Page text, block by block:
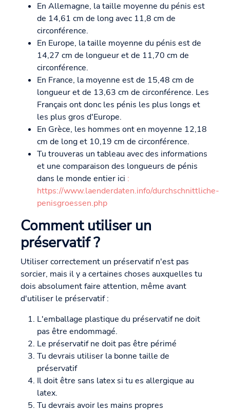
En Allemagne, la taille moyenne du pénis est
de 14,61 cm de long avec 11,8 cm de
circonférence.
En Europe, la taille moyenne du pénis est de
14,27 cm de longueur et de 11,70 cm de
circonférence.
En France, la moyenne est de 15,48 cm de
longueur et de 13,63 cm de circonférence. Les
Français ont donc les pénis les plus longs et
les plus gros d'Europe.
En Grèce, les hommes ont en moyenne 12,18
cm de long et 10,19 cm de circonférence.
Tu trouveras un tableau avec des informations
et une comparaison des longueurs de pénis
dans le monde entier ici :
https://www.laenderdaten.info/durchschnittliche-
penisgroessen.php
Comment utiliser un
préservatif ?
Utiliser correctement un préservatif n'est pas
sorcier, mais il y a certaines choses auxquelles tu
dois absolument faire attention, même avant
d'utiliser le préservatif :
L'emballage plastique du préservatif ne doit
pas être endommagé.
Le préservatif ne doit pas être périmé
Tu devrais utiliser la bonne taille de
préservatif
Il doit être sans latex si tu es allergique au
latex.
Tu devrais avoir les mains propres